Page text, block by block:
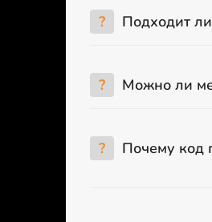
? Подходит
? Можно ли
? Почему код